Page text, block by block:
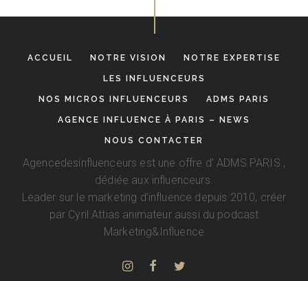
ACCUEIL NOTRE VISION NOTRE EXPERTISE
LES INFLUENCEURS
NOS MICROS INFLUENCEURS ADMS PARIS
AGENCE INFLUENCE À PARIS – NEWS
NOUS CONTACTER
Agencedesinfluenceurs est une offre d’ADMS.PARIS ,
dédiée aux influenceurs.
Leader sur le marketing d’influence depuis 2010, créer
par Cyril Attias animateur aussi du podcast
Marketing&Influence